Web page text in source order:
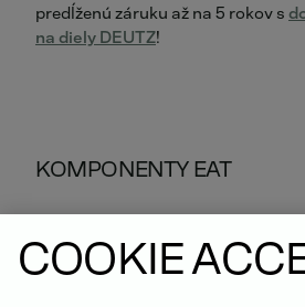
predĺženú záruku až na 5 rokov s
na diely DEUTZ!
KOMPONENTY EAT
COOKIE